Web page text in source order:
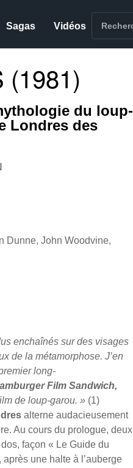
Sagas Vidéos
(1981)
du loup-
Londres des
Dunne, John Woodvine,
enchaînés sur des visages
de la métamorphose. J’en
long-
Film Sandwich,
de loup-garou. » (1)
alterne audacieusement
Au cours du prologue, deux
façon « Le Guide du
une halte à l’auberge